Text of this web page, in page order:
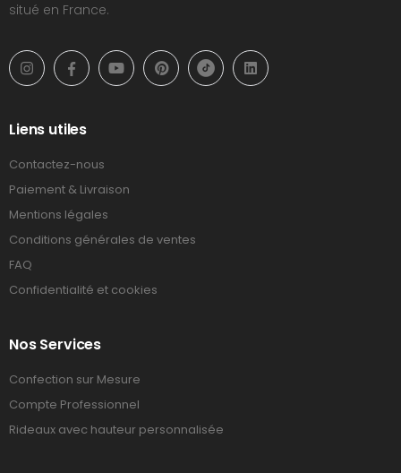
situé en France.
Liens utiles
Contactez-nous
Paiement & Livraison
Mentions légales
Conditions générales de ventes
FAQ
Confidentialité et cookies
Nos Services
Confection sur Mesure
Compte Professionnel
Rideaux avec hauteur personnalisée